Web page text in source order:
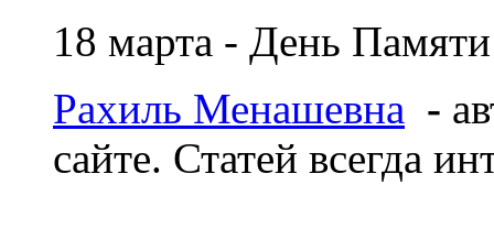
18 марта - День
Рахиль Менашевна -
сайте. Статей всегда